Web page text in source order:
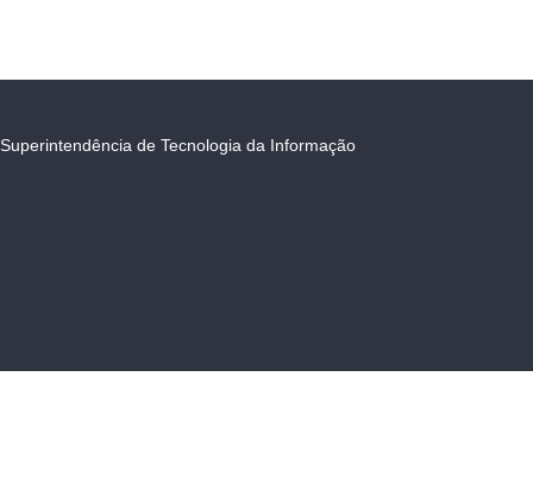
Superintendência de Tecnologia da Informação